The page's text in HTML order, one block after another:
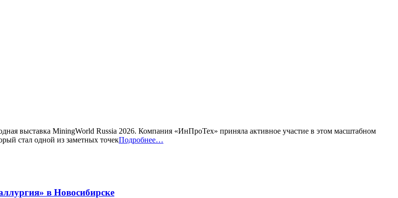
выставка MiningWorld Russia 2026. Компания «ИнПроТех» приняла активное участие в этом масштабном
стал одной из заметных точекПодробнее…
в Новосибирске